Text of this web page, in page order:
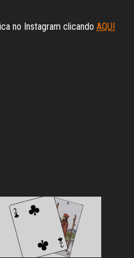
no Instagram clicando AQUI